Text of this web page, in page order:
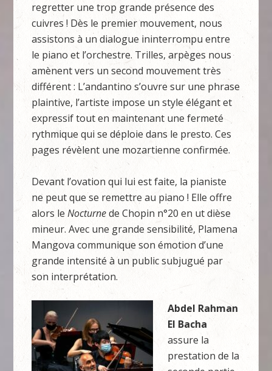
regretter une trop grande présence des
cuivres ! Dès le premier mouvement, nous
assistons à un dialogue ininterrompu entre
le piano et l’orchestre. Trilles, arpèges nous
amènent vers un second mouvement très
différent : L’andantino s’ouvre sur une phrase
plaintive, l’artiste impose un style élégant et
expressif tout en maintenant une fermeté
rythmique qui se déploie dans le presto. Ces
pages révèlent une mozartienne confirmée.
Devant l’ovation qui lui est faite, la pianiste
ne peut que se remettre au piano ! Elle offre
alors leNocturnede Chopin n°20 en ut dièse
mineur. Avec une grande sensibilité, Plamena
Mangova communique son émotion d’une
grande intensité à un public subjugué par
son interprétation.
Abdel Rahman
El Bacha
assure la
prestation de la